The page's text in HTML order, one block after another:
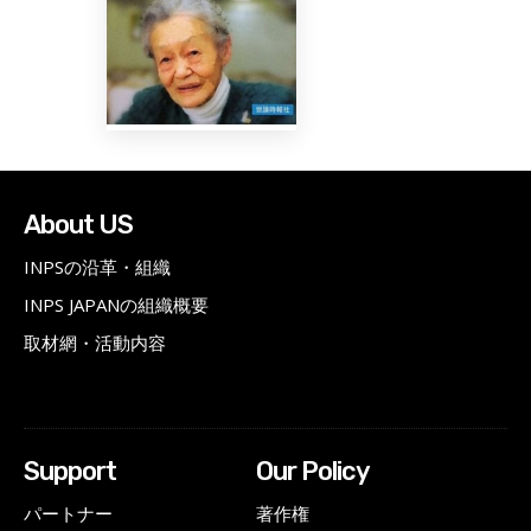
About US
INPSの沿革・組織
INPS JAPANの組織概要
取材網・活動内容
Support
パートナー
Our Policy
著作権